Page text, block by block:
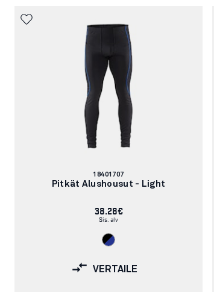
Tuotenumero:
18401707
Pitkät Alushousut - Light
38.28€
Sis. alv
VERTAILE